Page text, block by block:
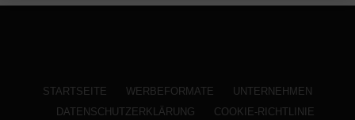
STARTSEITE WERBEFORMATE
UNTERNEHMEN
DATENSCHUTZERKLÄRUNG
COOKIE-RICHTLINIE